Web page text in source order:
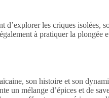
d’explorer les criques isolées,
à pratiquer la plongée
son histoire et son
un mélange d’épices et de